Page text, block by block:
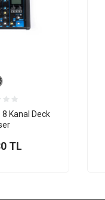
Kanal Deck
TL